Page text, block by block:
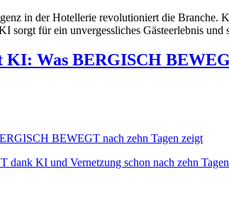
in der Hotellerie revolutioniert die Branche.
sorgt für ein unvergessliches Gästeerlebnis und
Was BERGISCH
KI und Vernetzung schon nach zehn